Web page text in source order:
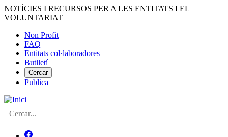
Vés
al
NOTÍCIES I RECURSOS PER A LES ENTITATS I EL
VOLUNTARIAT
Menú
del
compte
d'usuari
Non Profit
FAQ
Entitats col·laboradores
Butlletí
Cercar
Publica
Cerca